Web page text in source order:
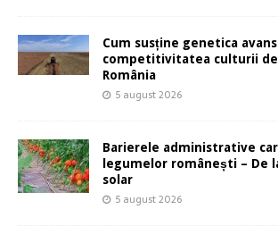
Cum susține genetica
competitivitatea culturii de
România
5 august 2026
Barierele administrative
legumelor românești – De
solar
5 august 2026